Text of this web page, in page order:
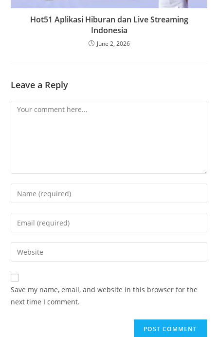
Hot51 Aplikasi Hiburan dan Live Streaming
Indonesia
June 2, 2026
Leave a Reply
Comment
Enter
your
name
comment
Enter
your
email
address
comment
Enter
your
website
URL
(optional)
Save my name, email, and website in this browser for the
next time I comment.